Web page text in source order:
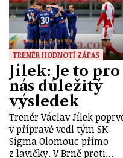
TRENÉR HODNOTÍ ZÁPAS
Jílek: Je to pro
nás důležitý
výsledek
Trenér Václav Jílek
v přípravě vedl tým SK
Sigma Olomouc přímo
z lavičky. V Brně proti…